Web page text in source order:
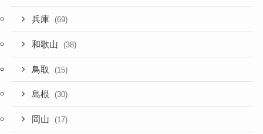
兵庫 (69)
和歌山 (38)
鳥取 (15)
島根 (30)
岡山 (17)